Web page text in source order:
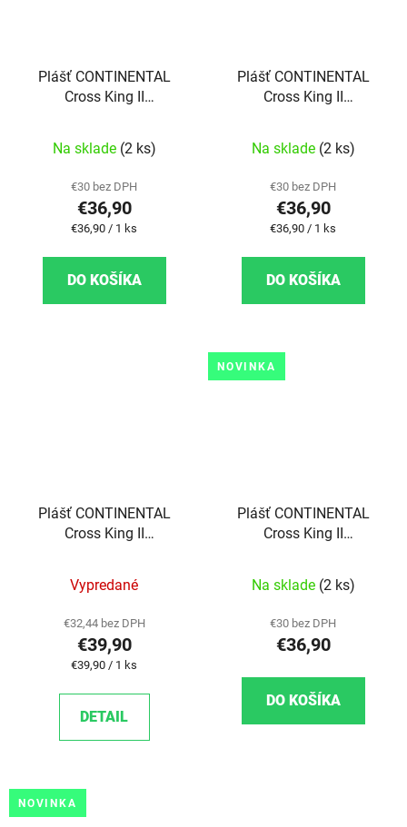
Plášť CONTINENTAL
Cross King II
Na sklade (2 ks)
€30 bez DPH
€36,90
Jednotková cena:
€36,90 / 1 ks
DO KOŠÍKA
Plášť CONTINENTAL
Cross King II
Na sklade (2 ks)
€30 bez DPH
€36,90
Jednotková cena:
€36,90 / 1 ks
DO KOŠÍKA
Plášť CONTINENTAL
Cross King II
Vypredané
€32,44 bez DPH
€39,90
Jednotková cena:
€39,90 / 1 ks
DETAIL
NOVINKA
Plášť CONTINENTAL
Cross King II
Na sklade (2 ks)
€30 bez DPH
€36,90
DO KOŠÍKA
NOVINKA